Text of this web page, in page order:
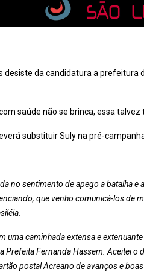
desiste da candidatura a prefeitura
saúde não se brinca, essa talvez
substituir Suly na pré-
no sentimento de apego a batalha
que venho comunicá-los de
uma caminhada extensa e
Prefeita Fernanda Hassem. Aceitei
postal Acreano de avanços e